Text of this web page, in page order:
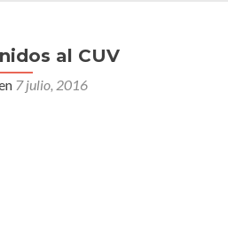
al CUV
7 julio, 2016